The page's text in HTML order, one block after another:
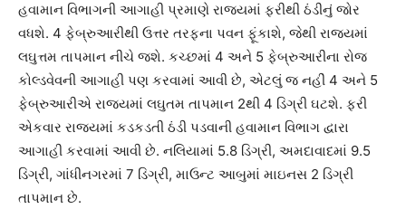
હવામાન વિભાગની આગાહી પ્રમાણે રાજ્યમાં ફરીથી ઠંડીનું જોર
વધશે. 4 ફેબ્રુઆરીથી ઉત્તર તરફના પવન ફૂંકાશે, જેથી રાજ્યમાં
લઘુત્તમ તાપમાન નીચે જશે. કચ્છમાં 4 અને 5 ફેબ્રુઆરીના રોજ
કોલ્ડવેવની આગાહી પણ કરવામાં આવી છે, એટલું જ નહીં 4 અને 5
ફેબ્રુઆરીએ રાજ્યમાં લઘુતમ તાપમાન 2થી 4 ડિગ્રી ઘટશે. ફરી
એકવાર રાજ્યમાં કડકડતી ઠંડી પડવાની હવામાન વિભાગ દ્વારા
આગાહી કરવામાં આવી છે. નલિયામાં 5.8 ડિગ્રી, અમદાવાદમાં 9.5
ડિગ્રી, ગાંધીનગરમાં 7 ડિગ્રી, માઉન્ટ આબુમાં માઇનસ 2 ડિગ્રી
તાપમાન છે.